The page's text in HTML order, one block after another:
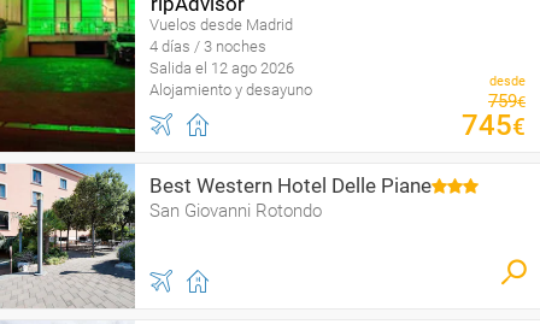
Vuelos desde Madrid
4 días / 3 noches
Salida el 12 ago 2026
Alojamiento y desayuno
desde
759€
745€
Best Western Hotel Delle Piane
San Giovanni Rotondo